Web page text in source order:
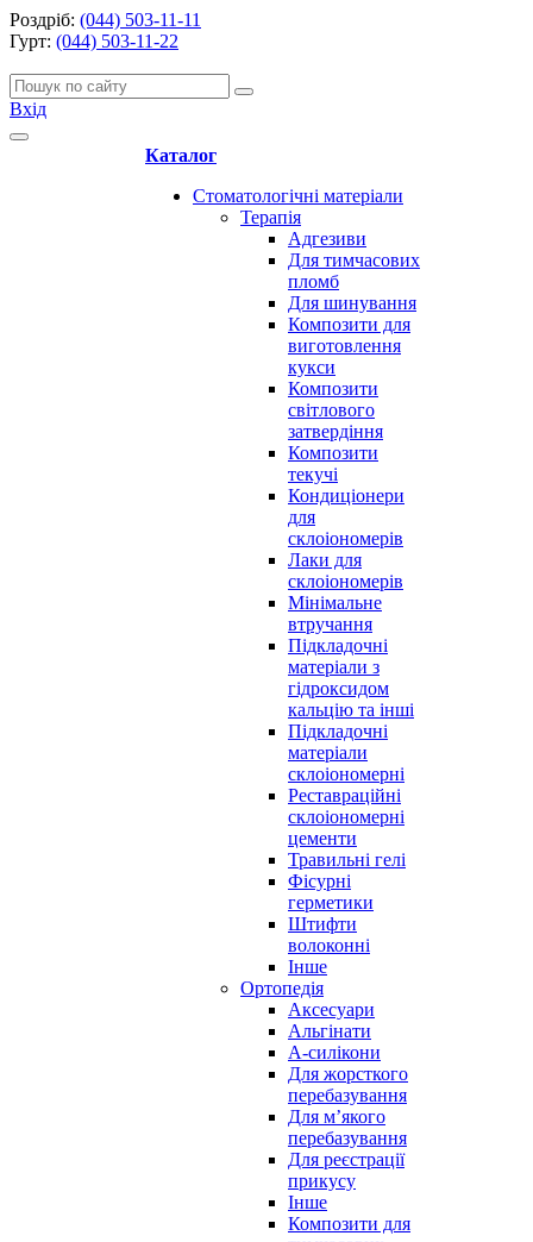
Роздріб: (044) 503-11-11
Гурт: (044) 503-11-22
Вхід
Каталог
Стоматологічні матеріали
Терапія
Адгезиви
Для тимчасових
пломб
Для шинування
Композити для
виготовлення
кукси
Композити
світлового
затвердіння
Композити
текучі
Кондиціонери
для
склоіономерів
Лаки для
склоіономерів
Мінімальне
втручання
Підкладочні
матеріали з
гідроксидом
кальцію та інші
Підкладочні
матеріали
склоіономерні
Реставраційні
склоіономерні
цементи
Травильні гелі
Фісурні
герметики
Штифти
волоконні
Інше
Ортопедія
Аксесуари
Альгінати
А-силікони
Для жорсткого
перебазування
Для м’якого
перебазування
Для реєстрації
прикусу
Інше
Композити для